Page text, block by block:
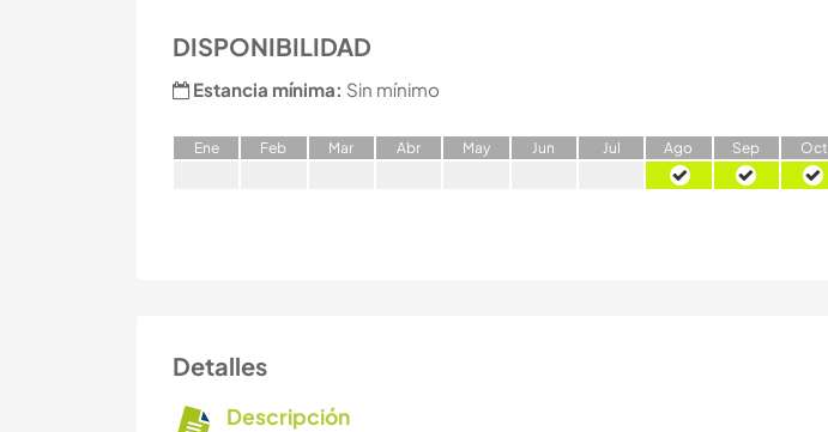
DISPONIBILIDAD
Estancia mínima: Sin mínimo
Ene Feb Mar Abr May Jun Jul Ago Sep Oct
Detalles
Descripción